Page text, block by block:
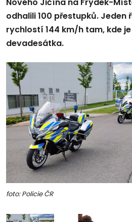
Nového Jičína na Frýdek-
odhalili 100 přestupků. Jeden
rychlostí 144 km/h tam, kde
devadesátka.
foto: Policie ČR